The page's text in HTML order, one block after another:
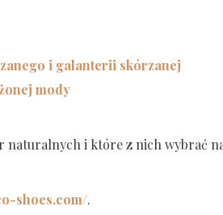
i galanterii skórzanej
mody
naturalnych i które z nich wybrać
shoes.com/.